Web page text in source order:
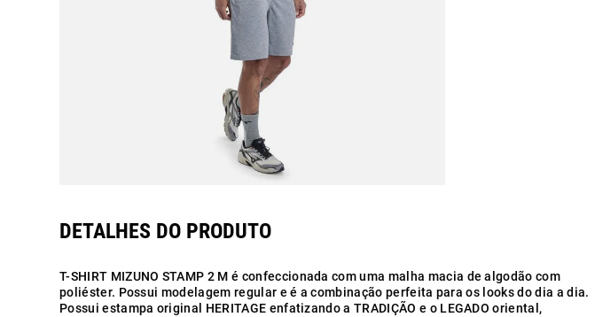
T-SHIRT MIZUNO STAMP 2 M é confeccionada com uma malha macia de algodão com
poliéster. Possui modelagem regular e é a combinação perfeita para os looks do dia a dia.
Possui estampa original HERITAGE enfatizando a TRADIÇÃO e o LEGADO oriental,